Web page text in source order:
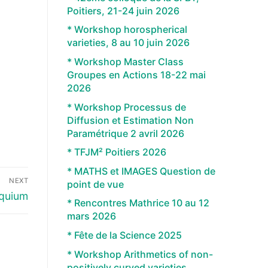
NEXT
Poitiers, 21-24 juin 2026
* Workshop horospherical
varieties, 8 au 10 juin 2026
* Workshop Master Class
Groupes en Actions 18-22 mai
2026
* Workshop Processus de
Diffusion et Estimation Non
Paramétrique 2 avril 2026
* TFJM² Poitiers 2026
* MATHS et IMAGES Question de
point de vue
* Rencontres Mathrice 10 au 12
mars 2026
* Fête de la Science 2025
* Workshop Arithmetics of non-